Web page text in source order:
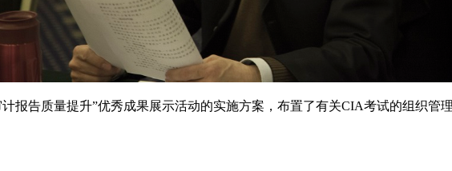
报告质量提升”优秀成果展示活动的实施方案，布置了有关CIA考试的组织管